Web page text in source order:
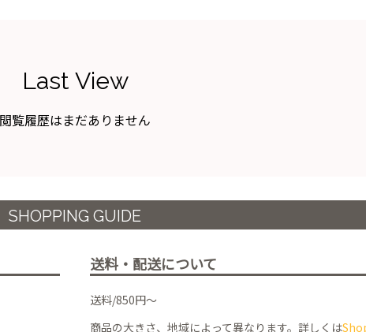
Last View
閲覧履歴はまだありません
SHOPPING GUIDE
送料・配送について
送料/850円～
商品の大きさ、地域によって異なります。詳しくは